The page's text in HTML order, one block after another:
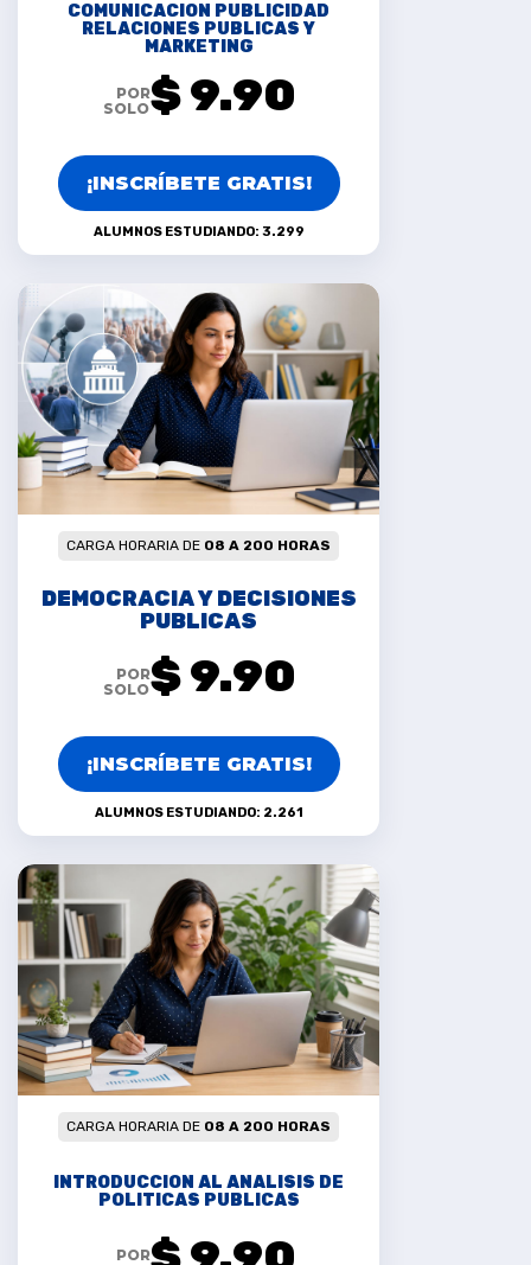
COMUNICACION PUBLICIDAD
RELACIONES PUBLICAS Y
MARKETING
POR
SOLO$ 9.90
¡INSCRÍBETE GRATIS!
ALUMNOS ESTUDIANDO: 3.299
CARGA HORARIA DE 08 A 200 HORAS
DEMOCRACIA Y DECISIONES
PUBLICAS
POR
SOLO$ 9.90
¡INSCRÍBETE GRATIS!
ALUMNOS ESTUDIANDO: 2.261
CARGA HORARIA DE 08 A 200 HORAS
INTRODUCCION AL ANALISIS DE
POLITICAS PUBLICAS
POR